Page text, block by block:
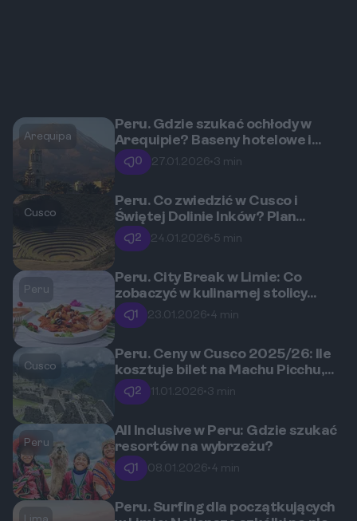
Arequipa
Peru. Gdzie szukać ochłody w
Arequipie? Baseny hotelowe i
tereny rekreacyjne
0 27.01.2026• 3 min
Cusco
Peru. Co zwiedzić w Cusco i
Świętej Dolinie Inków? Plan
zwiedzania przed Machu Picchu.
2 24.01.2026• 5 min
Peru
Peru. City Break w Limie: Co
zobaczyć w kulinarnej stolicy
Ameryki Południowej?
1 23.01.2026• 4 min
Cusco
Peru. Ceny w Cusco 2025/26: Ile
kosztuje bilet na Machu Picchu,
pisco sour i obiad?
2 11.01.2026• 3 min
Peru
All Inclusive w Peru: Gdzie szukać
resortów na wybrzeżu?
1 08.01.2026• 4 min
Peru. Surfing dla początkujących